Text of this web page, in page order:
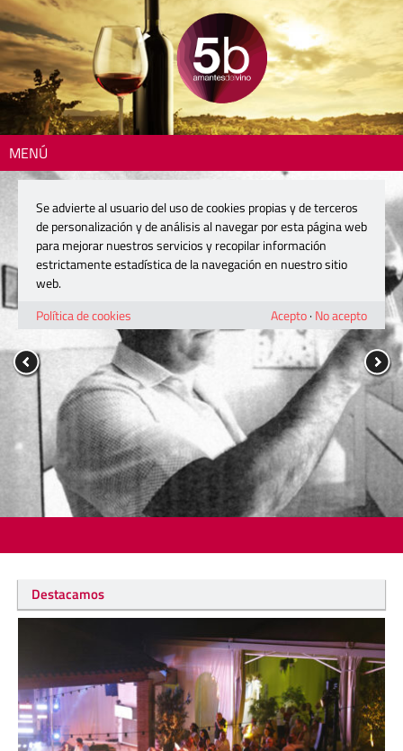
MENÚ
Destacamos
Se advierte al usuario del uso de cookies propias y de terceros
de personalización y de análisis al navegar por esta página web
para mejorar nuestros servicios y recopilar información
estrictamente estadística de la navegación en nuestro sitio
web.
Política de cookies
Acepto· No acepto